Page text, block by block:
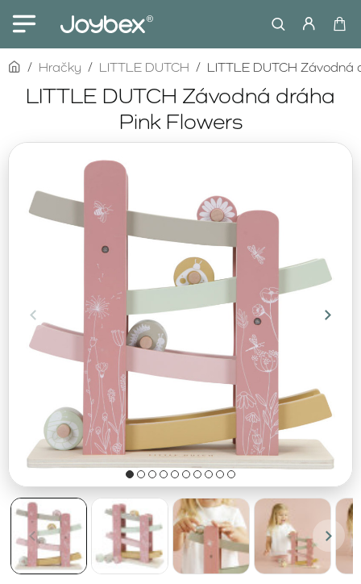
LITTLE DUTCH Závodná dráha
Pink Flowers
homeHračky LITTLE DUTCH LITTLE DUTCH Závodná